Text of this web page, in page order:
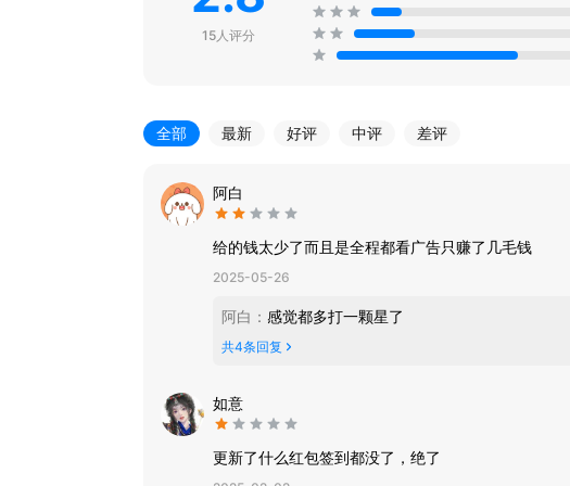
15人评分
全部 最新 好评 中评 差评
阿白
给的钱太少了而且是全程都看广告只赚了几毛钱
2025-05-26
阿白 ： 感觉都多打一颗星了
共4条回复
如意
更新了什么红包签到都没了，绝了